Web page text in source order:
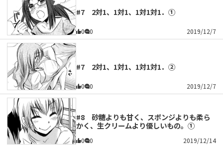
#7 2対1、1対1、1対1対1．①
0 0 2019/12/7
#7 2対1、1対1、1対1対1．②
0 0 2019/12/7
#8 砂糖よりも甘く、スポンジよりも柔ら
かく、生クリームより優しいもの。①
0 0 2019/12/14